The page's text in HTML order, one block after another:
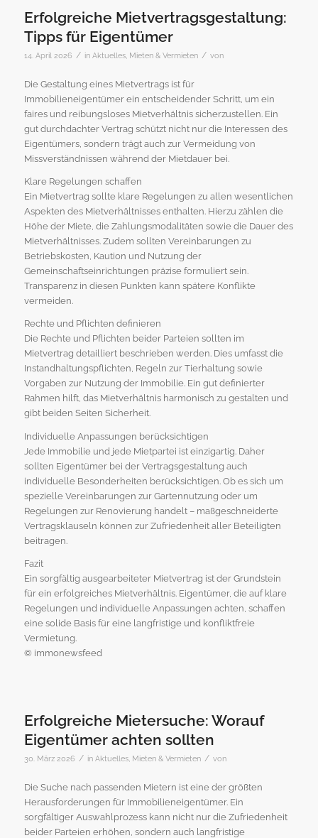
Erfolgreiche Mietvertragsgestaltung:
Tipps für Eigentümer
14. April 2026 / in Aktuelles, Mieten & Vermieten / von
Die Gestaltung eines Mietvertrags ist für
Immobilieneigentümer ein entscheidender Schritt, um ein
faires und reibungsloses Mietverhältnis sicherzustellen. Ein
gut durchdachter Vertrag schützt nicht nur die Interessen des
Eigentümers, sondern trägt auch zur Vermeidung von
Missverständnissen während der Mietdauer bei.
Klare Regelungen schaffen
Ein Mietvertrag sollte klare Regelungen zu allen wesentlichen
Aspekten des Mietverhältnisses enthalten. Hierzu zählen die
Höhe der Miete, die Zahlungsmodalitäten sowie die Dauer des
Mietverhältnisses. Zudem sollten Vereinbarungen zu
Betriebskosten, Kaution und Nutzung der
Gemeinschaftseinrichtungen präzise formuliert sein.
Transparenz in diesen Punkten kann spätere Konflikte
vermeiden.
Rechte und Pflichten definieren
Die Rechte und Pflichten beider Parteien sollten im
Mietvertrag detailliert beschrieben werden. Dies umfasst die
Instandhaltungspflichten, Regeln zur Tierhaltung sowie
Vorgaben zur Nutzung der Immobilie. Ein gut definierter
Rahmen hilft, das Mietverhältnis harmonisch zu gestalten und
gibt beiden Seiten Sicherheit.
Individuelle Anpassungen berücksichtigen
Jede Immobilie und jede Mietpartei ist einzigartig. Daher
sollten Eigentümer bei der Vertragsgestaltung auch
individuelle Besonderheiten berücksichtigen. Ob es sich um
spezielle Vereinbarungen zur Gartennutzung oder um
Regelungen zur Renovierung handelt – maßgeschneiderte
Vertragsklauseln können zur Zufriedenheit aller Beteiligten
beitragen.
Fazit
Ein sorgfältig ausgearbeiteter Mietvertrag ist der Grundstein
für ein erfolgreiches Mietverhältnis. Eigentümer, die auf klare
Regelungen und individuelle Anpassungen achten, schaffen
eine solide Basis für eine langfristige und konfliktfreie
Vermietung.
© immonewsfeed
Erfolgreiche Mietersuche: Worauf
Eigentümer achten sollten
30. März 2026 / in Aktuelles, Mieten & Vermieten / von
Die Suche nach passenden Mietern ist eine der größten
Herausforderungen für Immobilieneigentümer. Ein
sorgfältiger Auswahlprozess kann nicht nur die Zufriedenheit
beider Parteien erhöhen, sondern auch langfristige